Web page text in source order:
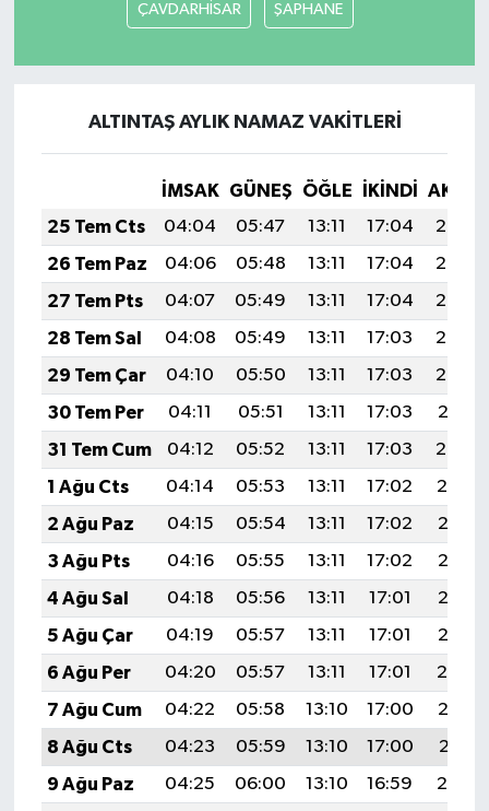
ÇAVDARHİSAR ŞAPHANE
ALTINTAŞ AYLIK NAMAZ VAKITLERI
İMSAK GÜNEŞ ÖĞLE İKINDI
25 Tem Cts
04:04 05:47 13:11 17:04
20:25
26 Tem Paz
04:06 05:48 13:11 17:04
20:25
27 Tem Pts
04:07 05:49 13:11 17:04
20:24
28 Tem Sal
04:08 05:49 13:11 17:03
20:23
29 Tem Çar
04:10 05:50 13:11 17:03
20:22
30 Tem Per
04:11 05:51 13:11 17:03
20:21
31 Tem Cum
04:12 05:52 13:11 17:03
20:20
1 Ağu Cts
04:14 05:53 13:11 17:02
20:19
2 Ağu Paz
04:15 05:54 13:11 17:02
20:18
3 Ağu Pts
04:16 05:55 13:11 17:02
20:17
4 Ağu Sal
04:18 05:56 13:11 17:01
20:16
5 Ağu Çar
04:19 05:57 13:11 17:01
20:15
6 Ağu Per
04:20 05:57 13:11 17:01
20:14
7 Ağu Cum
04:22 05:58 13:10 17:00
20:13
8 Ağu Cts
04:23 05:59 13:10 17:00
20:11
9 Ağu Paz
04:25 06:00 13:10 16:59
20:10